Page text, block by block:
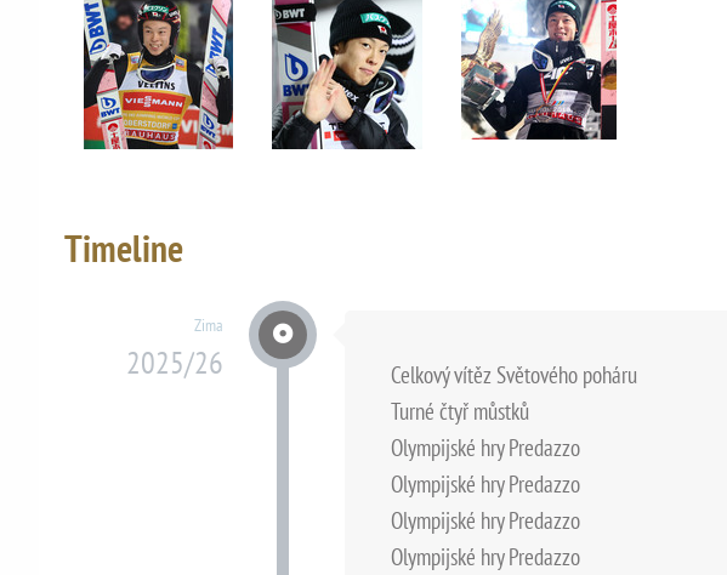
Timeline
Zima
2025/26 Celkový vítěz Světového poháru
Turné čtyř můstků
Olympijské hry Predazzo
Olympijské hry Predazzo
Olympijské hry Predazzo
Olympijské hry Predazzo